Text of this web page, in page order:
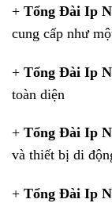
+ Tổng Đài Ip
cung cấp như
+ Tổng Đài Ip
toàn diện
+ Tổng Đài Ip
và thiết bị di
+ Tổng Đài Ip